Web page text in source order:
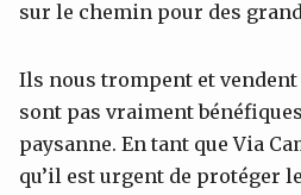
sur le chemin pour des
Ils nous trompent et
sont pas vraiment
paysanne. En tant que Via
qu’il est urgent de protéger